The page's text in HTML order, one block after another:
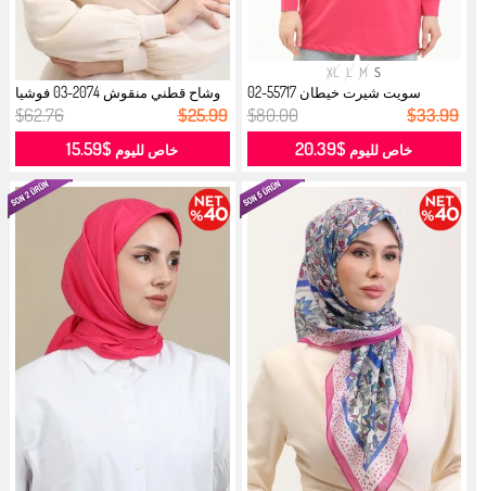
S
M
L
XL
سويت شيرت خيطان 55717-02
فوشي...
$80.00 $33.99
خاص لليوم $20.39
وشاح قطني منقوش 2074-03 فوشيا
ساكس...
$62.76 $25.99
خاص لليوم $15.59